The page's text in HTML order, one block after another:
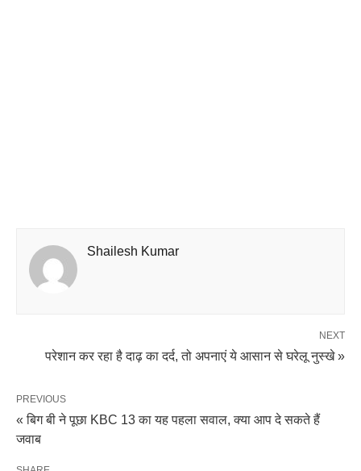
Shailesh Kumar
NEXT
परेशान कर रहा है दाढ़ का दर्द, तो अपनाएं ये आसान से घरेलू नुस्खे »
PREVIOUS
« बिग बी ने पूछा KBC 13 का यह पहला सवाल, क्या आप दे सकते हैं
जवाब